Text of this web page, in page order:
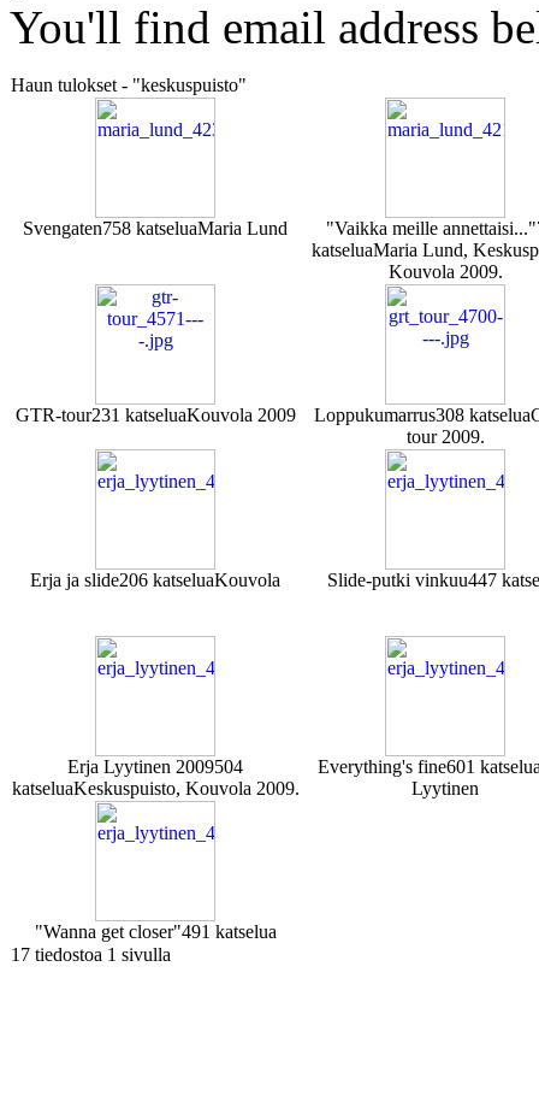
You'll find email address
Haun tulokset - "keskuspuisto"
Svengaten758 katseluaMaria Lund "Vaikka meille annettaisi..."
katseluaMaria Lund,
Kouvola 2009.
GTR-tour231 katseluaKouvola 2009 Loppukumarrus308 katselua
tour 2009.
Erja ja slide206 katseluaKouvola Slide-putki vinkuu447
Erja Lyytinen 2009504
katseluaKeskuspuisto, Kouvola 2009.
Everything's fine601
Lyytinen
"Wanna get closer"491 katselua
17 tiedostoa 1 sivulla